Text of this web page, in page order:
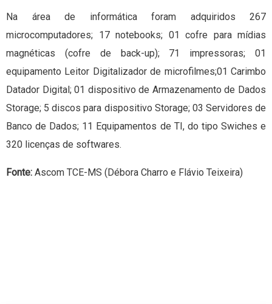
Na área de informática foram adquiridos 267
microcomputadores; 17 notebooks; 01 cofre para mídias
magnéticas (cofre de back-up); 71 impressoras; 01
equipamento Leitor Digitalizador de microfilmes;01 Carimbo
Datador Digital; 01 dispositivo de Armazenamento de Dados
Storage; 5 discos para dispositivo Storage; 03 Servidores de
Banco de Dados; 11 Equipamentos de TI, do tipo Swiches e
320 licenças de softwares.
Fonte: Ascom TCE-MS (Débora Charro e Flávio Teixeira)